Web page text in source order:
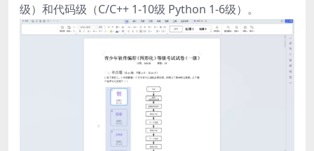
级）和代码级（C/C++ 1-10级 Python 1-6级）。